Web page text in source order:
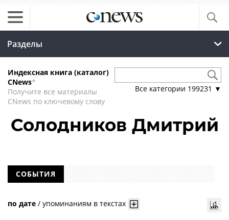
Разделы
Индексная книга (каталог)
CNews*
Получите все материалы
CNews по ключевому слову
Все категории 199231 ▼
Солодников Дмитрий
СОБЫТИЯ
по дате / упоминаниям в текстах